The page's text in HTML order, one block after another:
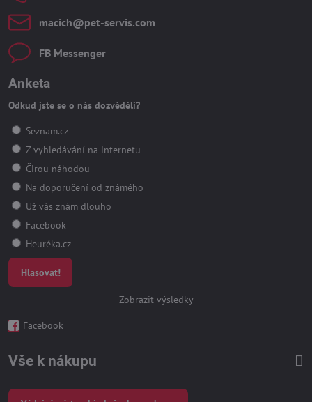
macich​@pet-servis​.com
FB Messenger
Anketa
Odkud jste se o nás dozvěděli?
Seznam.cz
Z vyhledávání na internetu
Čirou náhodou
Na doporučení od známého
Už vás znám dlouho
Facebook
Heuréka.cz
Hlasovat!
Zobrazit výsledky
Facebook
Vše k nákupu